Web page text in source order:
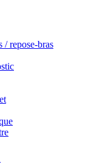
/ repose-bras